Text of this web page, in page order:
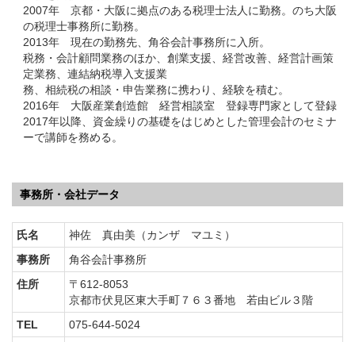
2007年 京都・大阪に拠点のある税理士法人に勤務。のち大阪
の税理士事務所に勤務。
2013年 現在の勤務先、角谷会計事務所に入所。
税務・会計顧問業務のほか、創業支援、経営改善、経営計画策
定業務、連結納税導入支援業
務、相続税の相談・申告業務に携わり、経験を積む。
2016年 大阪産業創造館 経営相談室 登録専門家として登録
2017年以降、資金繰りの基礎をはじめとした管理会計のセミナ
ーで講師を務める。
事務所・会社データ
氏名
神佐 真由美（カンザ マユミ）
事務所
角谷会計事務所
住所
〒612-8053
京都市伏見区東大手町７６３番地 若由ビル３階
TEL
075-644-5024